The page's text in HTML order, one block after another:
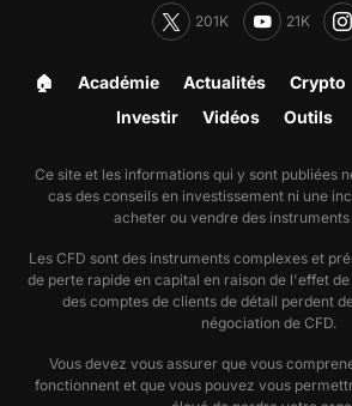
201K 21K
🏠︎ Académie Actualités Crypto
Investir Vidéos Outils
Ce site et les informations qui y sont publiées
cas des conseils en investissement ni une
acheter ou vendre des
Les CFD sont des instruments complexes et
de perte rapide en capital en raison de l'effet
des comptes de clients de détail perdent
négociation de CFD.
Vous devez vous assurer que vous
fonctionnent et que vous pouvez vous